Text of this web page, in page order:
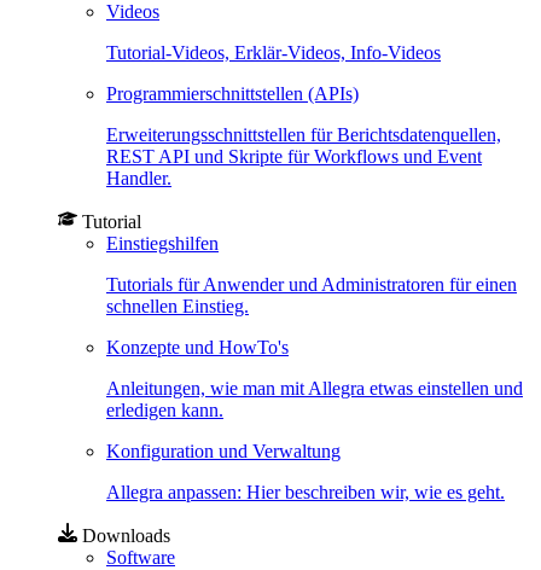
Videos
Tutorial-Videos, Erklär-Videos, Info-Videos
Programmierschnittstellen (APIs)
Erweiterungsschnittstellen für Berichtsdatenquellen,
REST API und Skripte für Workflows und Event
Handler.
Tutorial
Einstiegshilfen
Tutorials für Anwender und Administratoren für einen
schnellen Einstieg.
Konzepte und HowTo's
Anleitungen, wie man mit Allegra etwas einstellen und
erledigen kann.
Konfiguration und Verwaltung
Allegra anpassen: Hier beschreiben wir, wie es geht.
Downloads
Software